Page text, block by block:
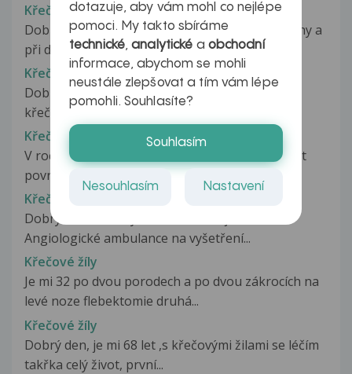
Křečové žíly
Dobrý den, p.doktore mám dotaz. Otikají mi nohy a
při dřepu cítím v nohách silné...
Křečové žíly
Dobrý den,je mi 22 let a mám dost rozsáhlé
křečové žíly v podkolenní jemce.Ráda...
Křečové žíly
V roce 2014 operace krecovych zil,v r.2016 zanet
povrchovych zil,v r 2020 opet...
Křečové žíly
Dobrý den, ráda bych se k Vám objednala do
Angiologické ambulance na vyšetření...
Křečové žíly
Je mi 32 po dvou porodech a po dvou zákrocích na
levé noze flebektomie druhá...
Křečové žíly
Dobrý den, je mi 68 let ,s křečovými žilami se léčím
takřka celý život, první...
dotazuje, aby vám mohl co nejlépe
pomoci. My takto sbíráme
technické,analytické a obchodní
informace, abychom se mohli
neustále zlepšovat a tím vám lépe
pomohli. Souhlasíte?
Souhlasím
Nesouhlasím Nastavení